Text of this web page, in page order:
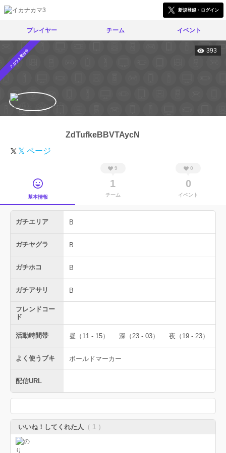
新規登録・ログイン
プレイヤー チーム イベント
スカウト受付中 393
ZdTufkeBBVTAycN
𝕏 ページ
基本情報
9
1
チーム
0
0
イベント
ガチエリア B
ガチヤグラ B
ガチホコ B
ガチアサリ B
フレンドコー
ド
活動時間帯 昼（11 - 15） 深（23 - 03） 夜（19 - 23）
よく使うブキ ボールドマーカー
配信URL
いいね！してくれた人 （ 1 ）